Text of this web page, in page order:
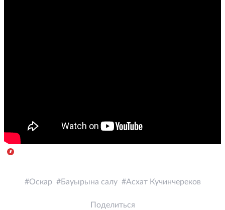
Оскар Бауырына салу Асхат Кучинчереков
Поделиться